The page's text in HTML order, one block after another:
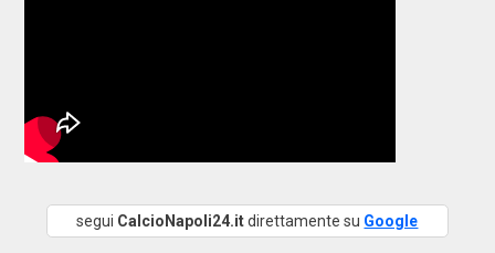
segui CalcioNapoli24.itdirettamente su Google